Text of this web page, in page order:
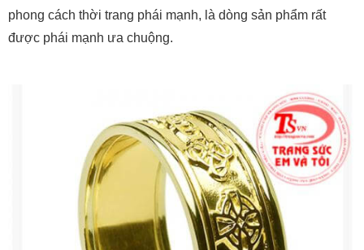
phong cách thời trang phái mạnh, là dòng sản phẩm rất
được phái mạnh ưa chuộng.